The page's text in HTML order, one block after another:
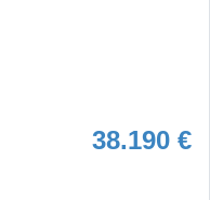
38.190 €